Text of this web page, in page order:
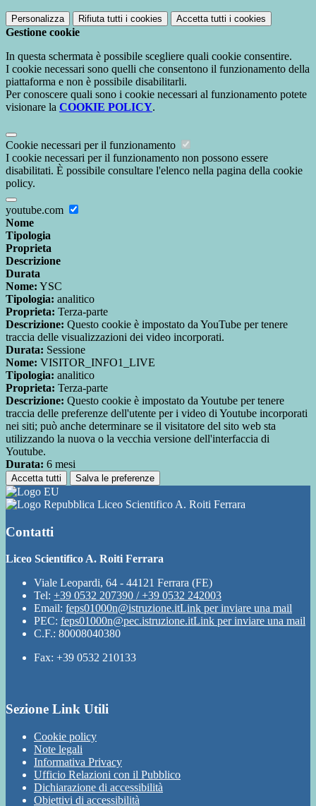
Personalizza Rifiuta tutti i cookies Accetta tutti i cookies
Gestione cookie
In questa schermata è possibile scegliere quali cookie consentire.
I cookie necessari sono quelli che consentono il funzionamento della
piattaforma e non è possibile disabilitarli.
Per conoscere quali sono i cookie necessari al funzionamento potete
visionare la COOKIE POLICY.
Cookie necessari per il funzionamento
I cookie necessari per il funzionamento non possono essere
disabilitati. È possibile consultare l'elenco nella pagina della cookie
policy.
youtube.com
Nome
Tipologia
Proprieta
Descrizione
Durata
Nome: YSC
Tipologia: analitico
Proprieta: Terza-parte
Descrizione: Questo cookie è impostato da YouTube per tenere
traccia delle visualizzazioni dei video incorporati.
Durata: Sessione
Nome: VISITOR_INFO1_LIVE
Tipologia: analitico
Proprieta: Terza-parte
Descrizione: Questo cookie è impostato da Youtube per tenere
traccia delle preferenze dell'utente per i video di Youtube incorporati
nei siti; può anche determinare se il visitatore del sito web sta
utilizzando la nuova o la vecchia versione dell'interfaccia di
Youtube.
Durata: 6 mesi
Accetta tutti Salva le preferenze
Liceo Scientifico A. Roiti Ferrara
Contatti
Liceo Scientifico A. Roiti Ferrara
Viale Leopardi, 64 - 44121 Ferrara (FE)
Tel: +39 0532 207390 / +39 0532 242003
Email: feps01000n@istruzione.itLink per inviare una mail
PEC: feps01000n@pec.istruzione.itLink per inviare una mail
C.F.: 80008040380
Fax: +39 0532 210133
Sezione Link Utili
Cookie policy
Note legali
Informativa Privacy
Ufficio Relazioni con il Pubblico
Dichiarazione di accessibilità
Obiettivi di accessibilità